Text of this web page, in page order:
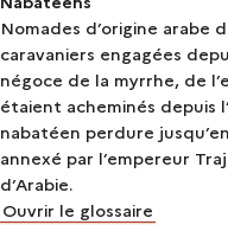
Nomades d’origine arabe
caravaniers engagées
négoce de la myrrhe, de
étaient acheminés depuis
nabatéen perdure
annexé par l’empereur
d’Arabie.
Ouvrir le glossaire